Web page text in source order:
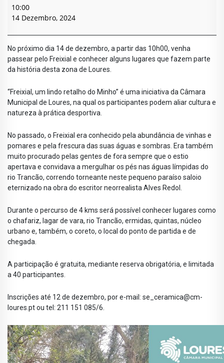
Pedestre
"Freixial,
lindo
retalho
do
Minho"
10:00
14 Dezembro, 2024
No próximo dia 14 de dezembro, a partir das 10h00, venha
passear pelo Freixial e conhecer alguns lugares que fazem parte
da história desta zona de Loures.
“Freixial, um lindo retalho do Minho” é uma iniciativa da Câmara
Municipal de Loures, na qual os participantes podem aliar cultura e
natureza à prática desportiva.
No passado, o Freixial era conhecido pela abundância de vinhas e
pomares e pela frescura das suas águas e sombras. Era também
muito procurado pelas gentes de fora sempre que o estio
apertava e convidava a mergulhar os pés nas águas límpidas do
rio Trancão, correndo torneante neste pequeno paraíso saloio
eternizado na obra do escritor neorrealista Alves Redol.
Durante o percurso de 4 kms será possível conhecer lugares como
o chafariz, lagar de vara, rio Trancão, ermidas, quintas, núcleo
urbano e, também, o coreto, o local do ponto de partida e de
chegada.
A participação é gratuita, mediante reserva obrigatória, e limitada
a 40 participantes.
Inscrições até 12 de dezembro, por e-mail: se_ceramica@cm-
loures.ptou tel: 211 151 085/6.